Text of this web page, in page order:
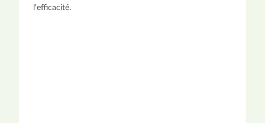
l'efficacité.